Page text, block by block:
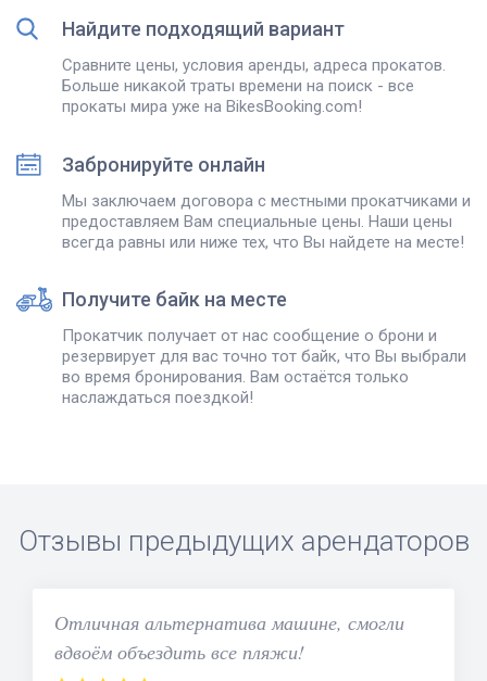
Найдите подходящий вариант
Сравните цены, условия аренды, адреса прокатов.
Больше никакой траты времени на поиск - все
прокаты мира уже на BikesBooking.com!
Забронируйте онлайн
Мы заключаем договора с местными прокатчиками и
предоставляем Вам специальные цены. Наши цены
всегда равны или ниже тех, что Вы найдете на месте!
Получите байк на месте
Прокатчик получает от нас сообщение о брони и
резервирует для вас точно тот байк, что Вы выбрали
во время бронирования. Вам остаётся только
наслаждаться поездкой!
Отзывы предыдущих арендаторов
Отличная альтернатива машине, смогли
вдвоём объездить все пляжи!